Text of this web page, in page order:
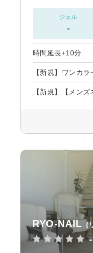
ジェル
-
時間延長+10分
【新規】ワンカ
【新規】【メン
RYO-NAIL (
-